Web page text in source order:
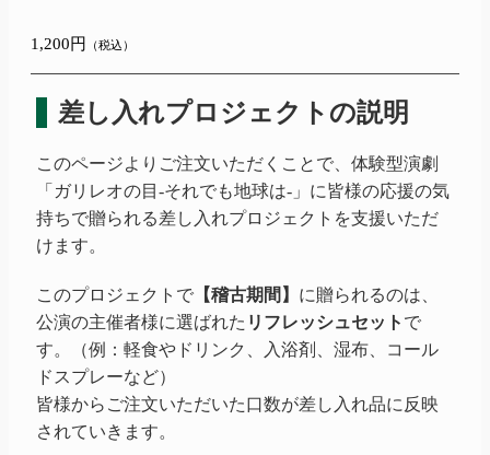
1,200円 （税込）
差し入れプロジェクトの説明
このページよりご注文いただくことで、体験型演劇
「ガリレオの目-それでも地球は-」 に皆様の応援の気
持ちで贈られる差し入れプロジェクトを支援いただ
けます。
このプロジェクトで 【稽古期間】 に贈られるのは、
公演の主催者様に選ばれた リフレッシュセット で
す。（例：軽食やドリンク、入浴剤、湿布、コール
ドスプレーなど）
皆様からご注文いただいた口数が差し入れ品に反映
されていきます。